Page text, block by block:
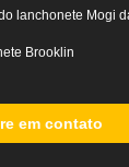
lanchonete Mogi
Brooklin
em contato